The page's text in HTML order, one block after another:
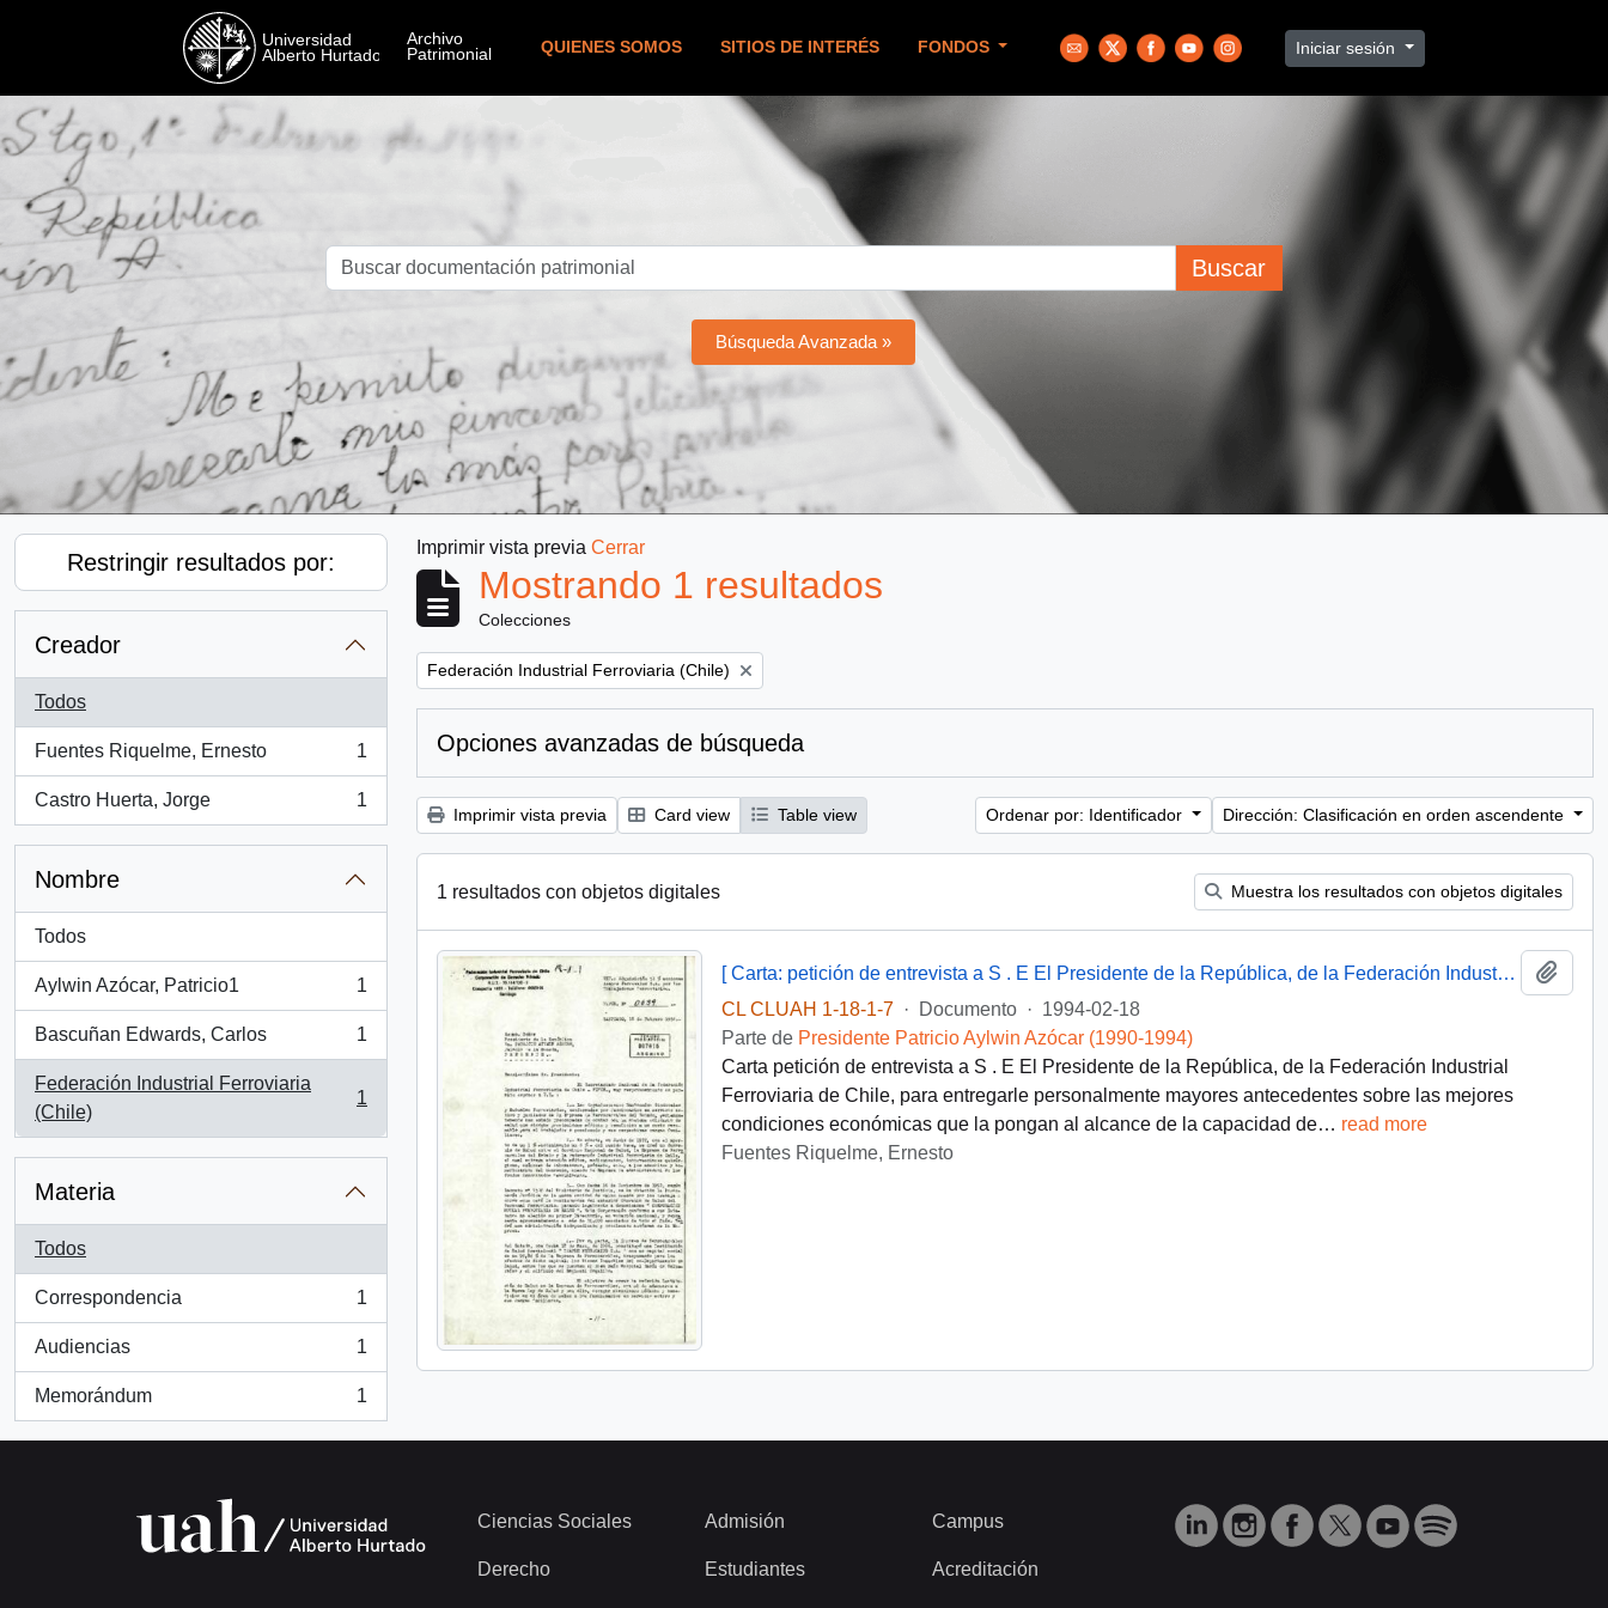
QUIENES SOMOS SITIOS DE INTERÉS FONDOS Iniciar sesión
Buscar
Búsqueda Avanzada »
Restringir resultados por:
Creador
Todos
Fuentes Riquelme, Ernesto
, 1 resultados
1
Castro Huerta, Jorge
, 1 resultados
1
Nombre
Todos
Aylwin Azócar, Patricio1
, 1 resultados
1
Bascuñan Edwards, Carlos
, 1 resultados
1
Federación Industrial Ferroviaria
(Chile)
, 1 resultados
1
Materia
Todos
Correspondencia
, 1 resultados
1
Audiencias
, 1 resultados
1
Memorándum
, 1 resultados
1
Imprimir vista previa Cerrar
Mostrando 1 resultados
Colecciones
Remove filter:
Federación Industrial Ferroviaria (Chile)
Opciones avanzadas de búsqueda
Imprimir vista previa Card view Table view Ordenar por: Identificador Dirección: Clasificación en orden ascendente
1 resultados con objetos digitales Muestra los resultados con objetos digitales
[ Carta: petición de entrevista a S . E El Presidente de la República, de la Federación Industrial Ferroviaria de Chile ]
CL CLUAH 1-18-1-7
· Documento · 1994-02-18
Parte de Presidente Patricio Aylwin Azócar (1990-1994)
Carta petición de entrevista a S . E El Presidente de la República, de la Federación Industrial
Ferroviaria de Chile, para entregarle personalmente mayores antecedentes sobre las mejores
condiciones económicas que la pongan al alcance de la capacidad de… read more
Fuentes Riquelme, Ernesto
Ciencias Sociales
Derecho
Admisión
Estudiantes
Campus
Acreditación